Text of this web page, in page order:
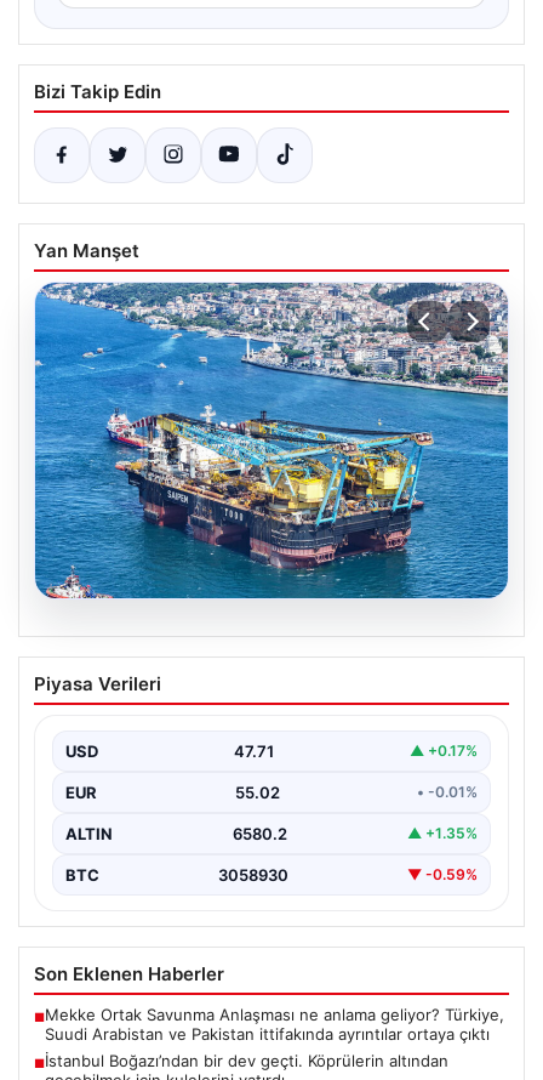
Bizi Takip Edin
Yan Manşet
İstanbul Boğazı’ndan bir dev geçti.
Köprülerin altından geçebilmek için
Piyasa Verileri
USD 47.71 ▲ +0.17%
EUR 55.02 • -0.01%
ALTIN 6580.2 ▲ +1.35%
BTC 3058930 ▼ -0.59%
Son Eklenen Haberler
■Mekke Ortak Savunma Anlaşması ne anlama geliyor? Türkiye,
Suudi Arabistan ve Pakistan ittifakında ayrıntılar ortaya çıktı
■İstanbul Boğazı’ndan bir dev geçti. Köprülerin altından